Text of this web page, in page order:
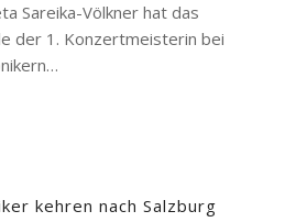
Sareika-Völkner hat das
der 1. Konzertmeisterin bei
kehren nach Salzburg